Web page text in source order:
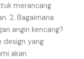
merancang
2. Bagaimana
angin kencang?
design yang
akan